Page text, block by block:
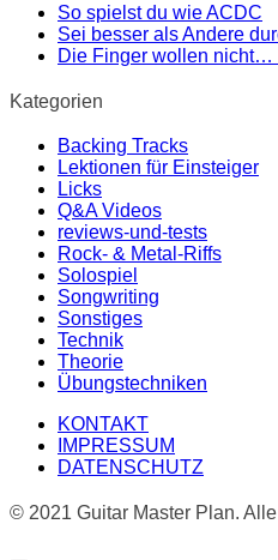
So spielst du wie ACDC
Sei besser als Andere
Die Finger wollen nicht…
Kategorien
Backing Tracks
Lektionen für Einsteiger
Licks
Q&A Videos
reviews-und-tests
Rock- & Metal-Riffs
Solospiel
Songwriting
Sonstiges
Technik
Theorie
Übungstechniken
KONTAKT
IMPRESSUM
DATENSCHUTZ
© 2021 Guitar Master Plan.